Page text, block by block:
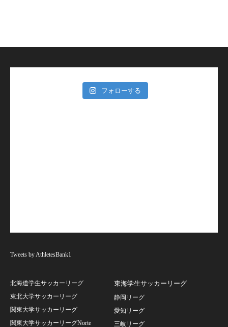
フォローする
Tweets by AthletesBank1
北海道学生サッカーリーグ
東北大学サッカーリーグ
関東大学サッカーリーグ
関東大学サッカーリーグNorte
東海学生サッカーリーグ
静岡リーグ
愛知リーグ
三岐リーグ